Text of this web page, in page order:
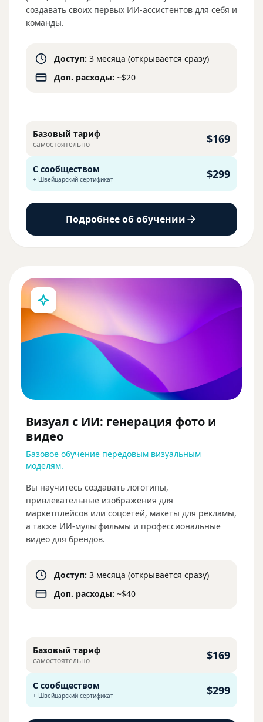
создавать своих первых ИИ-ассистентов для себя и
команды.
Доступ: 3 месяца (открывается сразу)
Доп. расходы: ~$20
Базовый тариф
самостоятельно $169
С сообществом
+ Швейцарский сертификат $299
Подробнее об обучении
Визуал с ИИ: генерация фото и
видео
Базовое обучение передовым визуальным
моделям.
Вы научитесь создавать логотипы,
привлекательные изображения для
маркетплейсов или соцсетей, макеты для рекламы,
а также ИИ-мультфильмы и профессиональные
видео для брендов.
Доступ: 3 месяца (открывается сразу)
Доп. расходы: ~$40
Базовый тариф
самостоятельно $169
С сообществом
+ Швейцарский сертификат $299